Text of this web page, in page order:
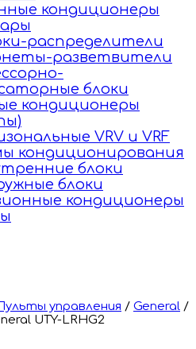
кондиционеры
распределители
разветвители
блоки
кондиционеры
VRV и VRF
кондиционирования
блоки
блоки
кондиционеры
управления / General /
UTY-LRHG2